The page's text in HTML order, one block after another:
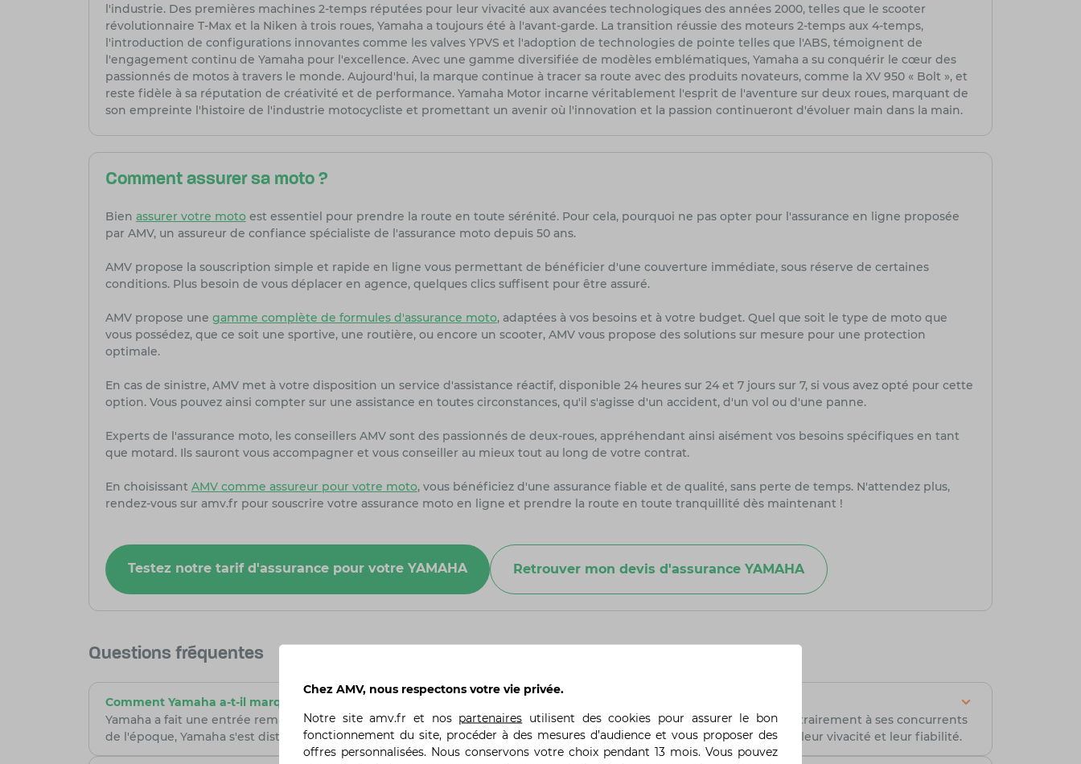
l'industrie. Des premières machines 2-temps réputées pour leur vivacité aux avancées technologiques des années 2000, telles que le scooter
révolutionnaire T-Max et la Niken à trois roues, Yamaha a toujours été à l'avant-garde. La transition réussie des moteurs 2-temps aux 4-temps,
l'introduction de configurations innovantes comme les valves YPVS et l'adoption de technologies de pointe telles que l'ABS, témoignent de
l'engagement continu de Yamaha pour l'excellence. Avec une gamme diversifiée de modèles emblématiques, Yamaha a su conquérir le cœur des
passionnés de motos à travers le monde. Aujourd'hui, la marque continue à tracer sa route avec des produits novateurs, comme la XV 950 « Bolt », et
reste fidèle à sa réputation de créativité et de performance. Yamaha Motor incarne véritablement l'esprit de l'aventure sur deux roues, marquant de
son empreinte l'histoire de l'industrie motocycliste et promettant un avenir où l'innovation et la passion continueront d'évoluer main dans la main.
Comment assurer sa moto ?
Bien assurer votre motoest essentiel pour prendre la route en toute sérénité. Pour cela, pourquoi ne pas opter pour l'assurance en ligne proposée
par AMV, un assureur de confiance spécialiste de l'assurance moto depuis 50 ans.
AMV propose la souscription simple et rapide en ligne vous permettant de bénéficier d'une couverture immédiate, sous réserve de certaines
conditions. Plus besoin de vous déplacer en agence, quelques clics suffisent pour être assuré.
AMV propose une gamme complète de formules d'assurance moto, adaptées à vos besoins et à votre budget. Quel que soit le type de moto que
vous possédez, que ce soit une sportive, une routière, ou encore un scooter, AMV vous propose des solutions sur mesure pour une protection
optimale.
En cas de sinistre, AMV met à votre disposition un service d'assistance réactif, disponible 24 heures sur 24 et 7 jours sur 7, si vous avez opté pour cette
option. Vous pouvez ainsi compter sur une assistance en toutes circonstances, qu'il s'agisse d'un accident, d'un vol ou d'une panne.
Experts de l'assurance moto, les conseillers AMV sont des passionnés de deux-roues, appréhendant ainsi aisément vos besoins spécifiques en tant
que motard. Ils sauront vous accompagner et vous conseiller au mieux tout au long de votre contrat.
En choisissant AMV comme assureur pour votre moto, vous bénéficiez d'une assurance fiable et de qualité, sans perte de temps. N'attendez plus,
rendez-vous sur amv.fr pour souscrire votre assurance moto en ligne et prendre la route en toute tranquillité dès maintenant !
Testez notre tarif d'assurance pour votre YAMAHA Retrouver mon devis d'assurance YAMAHA
Questions fréquentes
Comment Yamaha a-t-il marqué l'industrie motocycliste dès ses débuts en 1955 ?
Yamaha a fait une entrée remarquée en lançant la 125 YA-1 en 1955, une moto inspirée de la DKW RT 125 allemande. Contrairement à ses concurrents
de l'époque, Yamaha s'est distingué en se spécialisant dans les moteurs 2-temps, créant des machines reconnues pour leur vivacité et leur fiabilité.
Chez AMV, nous respectons votre vie privée.
Notre siteamv.fr et nos partenaires utilisent des cookies pour assurer le bon
fonctionnement du site, procéder à des mesures d’audience et vous proposer des
offres personnalisées. Nous conservons votre choix pendant 13 mois. Vous pouvez